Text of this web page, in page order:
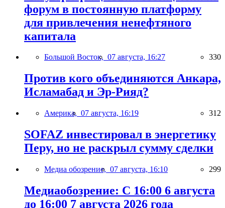
форум в постоянную платформу
для привлечения ненефтяного
капитала
Большой Восток, 07 августа, 16:27 330
Против кого объединяются Анкара,
Исламабад и Эр-Рияд?
Америка, 07 августа, 16:19 312
SOFAZ инвестировал в энергетику
Перу, но не раскрыл сумму сделки
Медиа обозрение, 07 августа, 16:10 299
Медиаобозрение: С 16:00 6 августа
до 16:00 7 августа 2026 года